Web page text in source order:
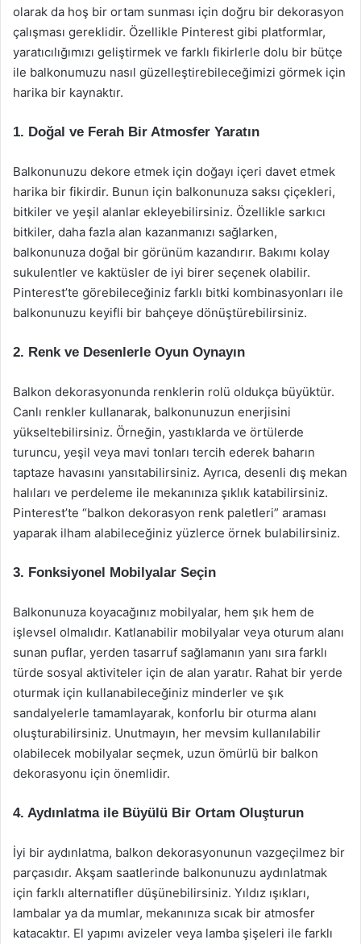
olarak da hoş bir ortam sunması için doğru bir dekorasyon
çalışması gereklidir. Özellikle Pinterest gibi platformlar,
yaratıcılığımızı geliştirmek ve farklı fikirlerle dolu bir bütçe
ile balkonumuzu nasıl güzelleştirebileceğimizi görmek için
harika bir kaynaktır.
1. Doğal ve Ferah Bir Atmosfer Yaratın
Balkonunuzu dekore etmek için doğayı içeri davet etmek
harika bir fikirdir. Bunun için balkonunuza saksı çiçekleri,
bitkiler ve yeşil alanlar ekleyebilirsiniz. Özellikle sarkıcı
bitkiler, daha fazla alan kazanmanızı sağlarken,
balkonunuza doğal bir görünüm kazandırır. Bakımı kolay
sukulentler ve kaktüsler de iyi birer seçenek olabilir.
Pinterest’te görebileceğiniz farklı bitki kombinasyonları ile
balkonunuzu keyifli bir bahçeye dönüştürebilirsiniz.
2. Renk ve Desenlerle Oyun Oynayın
Balkon dekorasyonunda renklerin rolü oldukça büyüktür.
Canlı renkler kullanarak, balkonunuzun enerjisini
yükseltebilirsiniz. Örneğin, yastıklarda ve örtülerde
turuncu, yeşil veya mavi tonları tercih ederek baharın
taptaze havasını yansıtabilirsiniz. Ayrıca, desenli dış mekan
halıları ve perdeleme ile mekanınıza şıklık katabilirsiniz.
Pinterest’te “balkon dekorasyon renk paletleri” araması
yaparak ilham alabileceğiniz yüzlerce örnek bulabilirsiniz.
3. Fonksiyonel Mobilyalar Seçin
Balkonunuza koyacağınız mobilyalar, hem şık hem de
işlevsel olmalıdır. Katlanabilir mobilyalar veya oturum alanı
sunan puflar, yerden tasarruf sağlamanın yanı sıra farklı
türde sosyal aktiviteler için de alan yaratır. Rahat bir yerde
oturmak için kullanabileceğiniz minderler ve şık
sandalyelerle tamamlayarak, konforlu bir oturma alanı
oluşturabilirsiniz. Unutmayın, her mevsim kullanılabilir
olabilecek mobilyalar seçmek, uzun ömürlü bir balkon
dekorasyonu için önemlidir.
4. Aydınlatma ile Büyülü Bir Ortam Oluşturun
İyi bir aydınlatma, balkon dekorasyonunun vazgeçilmez bir
parçasıdır. Akşam saatlerinde balkonunuzu aydınlatmak
için farklı alternatifler düşünebilirsiniz. Yıldız ışıkları,
lambalar ya da mumlar, mekanınıza sıcak bir atmosfer
katacaktır. El yapımı avizeler veya lamba şişeleri ile farklı